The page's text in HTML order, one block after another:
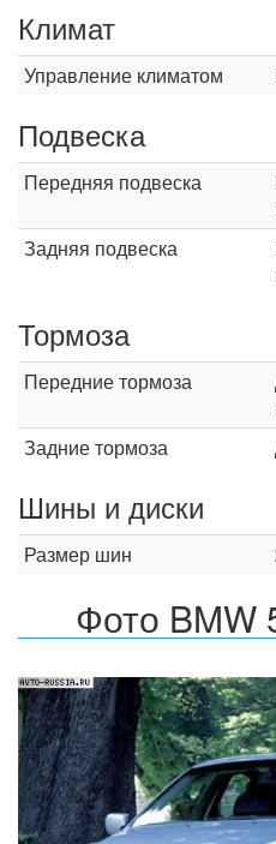
Климат
Управление климатом
Подвеска
Передняя подвеска
Задняя подвеска
Тормоза
Передние тормоза
Задние тормоза
Шины и диски
Размер шин
Фото BMW
Назад